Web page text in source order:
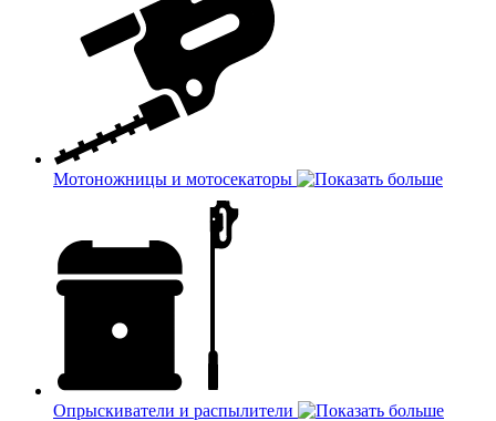
Мотоножницы и мотосекаторы
Опрыскиватели и распылители